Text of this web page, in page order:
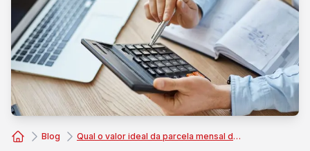
Blog Qual o valor ideal da parcela mensal de um consórcio?